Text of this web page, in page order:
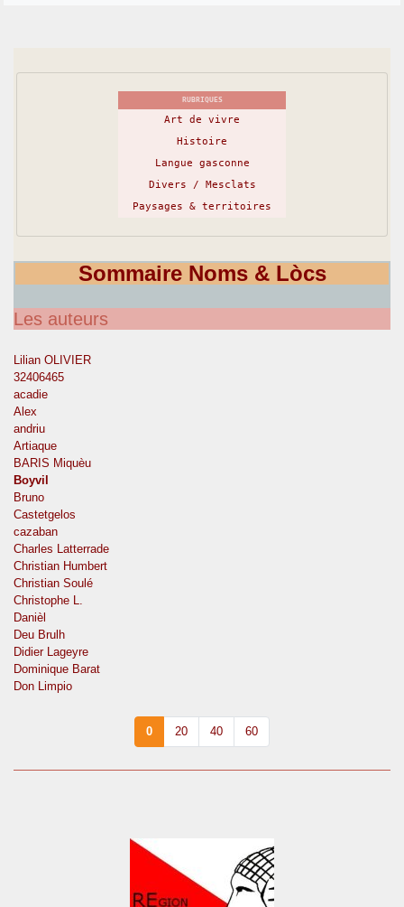
RUBRIQUES
Art de vivre
Histoire
Langue gasconne
Divers / Mesclats
Paysages & territoires
Sommaire Noms & Lòcs
Les auteurs
Lilian OLIVIER
32406465
acadie
Alex
andriu
Artiaque
BARIS Miquèu
Boyvil
Bruno
Castetgelos
cazaban
Charles Latterrade
Christian Humbert
Christian Soulé
Christophe L.
Danièl
Deu Brulh
Didier Lageyre
Dominique Barat
Don Limpio
0 20 40 60